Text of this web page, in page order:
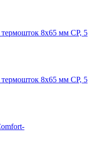
8х65 мм CP, 5
8х65 мм CP, 5